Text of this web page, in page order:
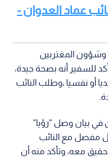
عماد العدوان -
وشؤون المغتربين
للسفير أنه بصحة جيدة،
أو نفسيا ،وطلب النائب
في بيان وصل "رؤيا"
مفصل مع النائب
معه، وتأكد منه أن